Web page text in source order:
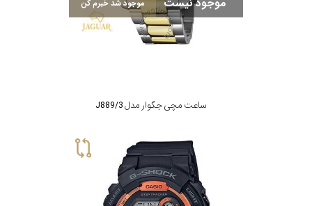
موجود نیست موجود شد خبرم کن
ساعت مچی جگوار مدل J889/3